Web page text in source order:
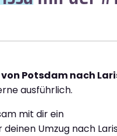
Potsdam nach
ausführlich.
mit dir ein
deinen Umzug nach